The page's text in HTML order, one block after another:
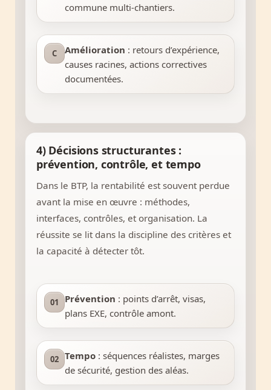
commune multi-chantiers.
C Amélioration : retours d’expérience,
causes racines, actions correctives
documentées.
4) Décisions structurantes :
prévention, contrôle, et tempo
Dans le BTP, la rentabilité est souvent perdue
avant la mise en œuvre : méthodes,
interfaces, contrôles, et organisation. La
réussite se lit dans la discipline des critères et
la capacité à détecter tôt.
01 Prévention : points d’arrêt, visas,
plans EXE, contrôle amont.
02 Tempo : séquences réalistes, marges
de sécurité, gestion des aléas.